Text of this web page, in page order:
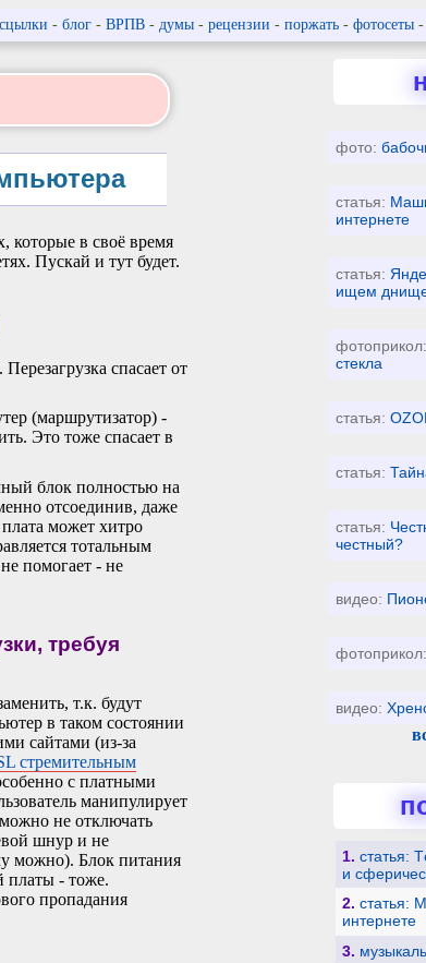
сцылки - блог- ВРПВ- думы- рецензии - поржать- фотосеты -
которые в своё время
Пускай и тут будет.
спасает от
(маршрутизатор) -
Это тоже спасает в
блок полностью на
отсоединив, даже
может хитро
тотальным
помогает - не
требуя
т.к. будут
в таком состоянии
сайтами (из-за
стремительным
с платными
манипулирует
не отключать
шнур и не
можно). Блок питания
платы - тоже.
пропадания
фото:
статья:
интернете
статья:
ищем
фотоприкол:
стекла
статья:
статья:
статья:
честный?
видео:
видео:
1. статья:
и
2. статья:
интернете
3.